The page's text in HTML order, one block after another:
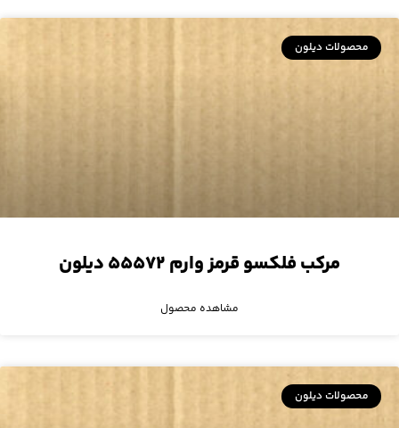
محصولات دیلون
مرکب فلکسو قرمز وارم ۵۵۵۷۲ دیلون
مشاهده محصول
محصولات دیلون